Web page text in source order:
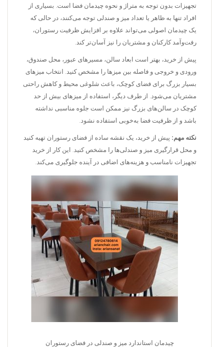
تجهیزات بدون توجه به متراژ و نحوه چیدمان فضا است. بسیاری از
افراد تنها به ظاهر یا تعداد میز و صندلی توجه می‌کنند، در حالی که
یک چیدمان اصولی می‌تواند علاوه بر افزایش ظرفیت رستوران،
رفت‌وآمد کارکنان و مشتریان را نیز آسان‌تر کند.
پیش از خرید، بهتر است ابعاد سالن، مسیرهای عبور، محل صندوق،
ورودی و خروجی و فاصله بین میزها را مشخص کنید. انتخاب میزهای
بسیار بزرگ برای فضای کوچک، باعث شلوغی محیط و کاهش راحتی
مشتریان می‌شود. از طرف دیگر، استفاده از میزهای بیش از حد
کوچک در سالن‌های بزرگ نیز ممکن است جلوه مناسبی نداشته
باشد و از ظرفیت فضا به‌خوبی استفاده نشود.
نکته مهم: پیش از خرید، یک نقشه ساده از فضای رستوران تهیه کنید
و محل قرارگیری میز و صندلی‌ها را مشخص کنید. این کار از خرید
تجهیزات نامناسب و هزینه‌های اضافی در آینده جلوگیری می‌کند.
چیدمان استاندارد میز و صندلی در فضای رستوران